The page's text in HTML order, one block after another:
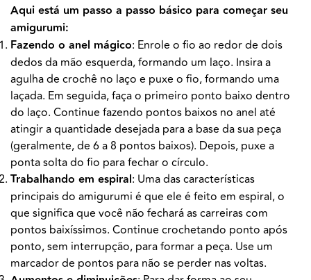
Aqui está um passo a passo básico para começar seu
amigurumi:
Fazendo o anel mágico: Enrole o fio ao redor de dois
dedos da mão esquerda, formando um laço. Insira a
agulha de crochê no laço e puxe o fio, formando uma
laçada. Em seguida, faça o primeiro ponto baixo dentro
do laço. Continue fazendo pontos baixos no anel até
atingir a quantidade desejada para a base da sua peça
(geralmente, de 6 a 8 pontos baixos). Depois, puxe a
ponta solta do fio para fechar o círculo.
Trabalhando em espiral: Uma das características
principais do amigurumi é que ele é feito em espiral, o
que significa que você não fechará as carreiras com
pontos baixíssimos. Continue crochetando ponto após
ponto, sem interrupção, para formar a peça. Use um
marcador de pontos para não se perder nas voltas.